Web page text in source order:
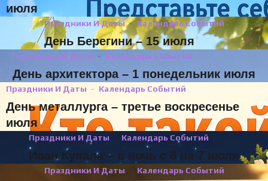
июля
Праздники И Даты Календарь Событий
День Берегини – 15 июля
Праздники И Даты Календарь Событий
День архитектора – 1 понедельник июля
Праздники И Даты Календарь Событий
День металлурга – третье воскресенье
июля
Праздники И Даты Календарь Событий
Иван Купала – в ночь с 6 на 7 июля
Праздники И Даты Календарь Событий